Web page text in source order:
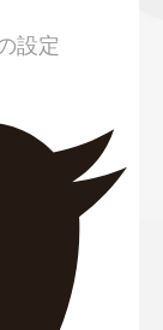
設定